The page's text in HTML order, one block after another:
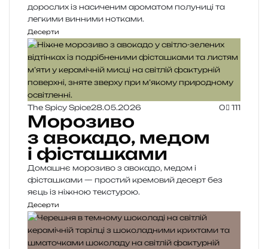
дорослих із насиченим ароматом полуниці та
легкими винними нотками.
Десерти
The Spicy Spice28.05.2026 0 111
Морозиво
з авокадо, медом
і фісташками
Домашнє морозиво з авокадо, медом і
фісташками — простий кремовий десерт без
яєць із ніжною текстурою.
Десерти